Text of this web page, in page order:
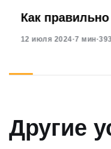
Как
12 июля 2024·7 мин·
Другие